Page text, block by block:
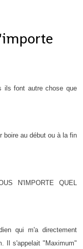
ils font autre chose que
boire au début ou à la fin
N'IMPORTE QUEL
qui m'a directement
Il s'appelait "Maximum"